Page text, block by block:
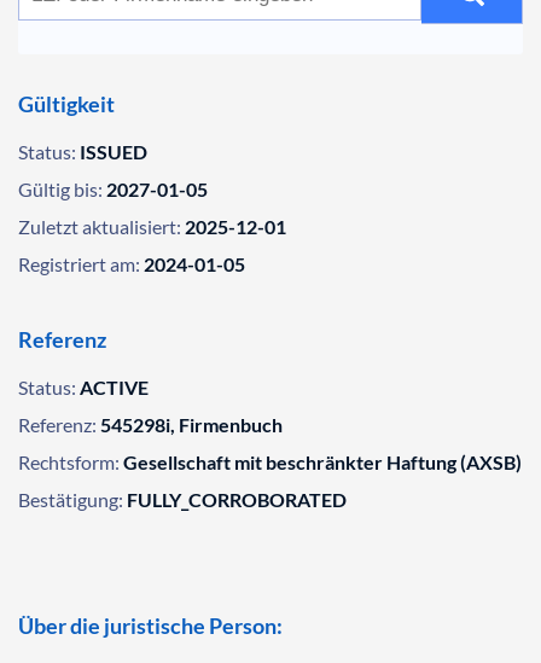
Gültigkeit
Status: ISSUED
Gültig bis: 2027-01-05
Zuletzt aktualisiert: 2025-12-01
Registriert am: 2024-01-05
Referenz
Status: ACTIVE
Referenz: 545298i, Firmenbuch
Rechtsform: Gesellschaft mit beschränkter Haftung (AXSB)
Bestätigung: FULLY_CORROBORATED
Über die juristische Person: